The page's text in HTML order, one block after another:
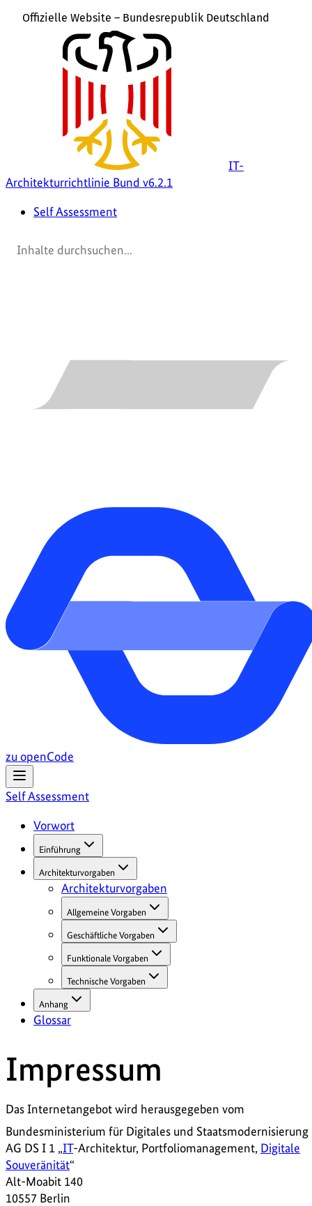
Offizielle Website – Bundesrepublik Deutschland
IT-
Architekturrichtlinie Bund v6.2.1
Self Assessment
zu openCode
Self Assessment
Vorwort
Einführung
Architekturvorgaben
Architekturvorgaben
Allgemeine Vorgaben
Geschäftliche Vorgaben
Funktionale Vorgaben
Technische Vorgaben
Anhang
Glossar
Impressum
Das Internetangebot wird herausgegeben vom
Bundesministerium für Digitales und Staatsmodernisierung
AG DS I 1 „IT-Architektur, Portfoliomanagement, Digitale
Souveränität“
Alt-Moabit 140
10557 Berlin